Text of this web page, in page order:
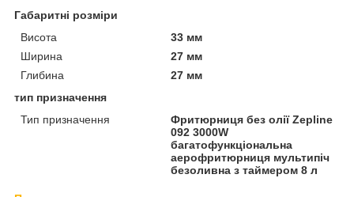
Габаритні розміри
Висота
33 мм
Ширина
27 мм
Глибина
27 мм
тип призначення
Тип призначення
Фритюрниця без олії Zepline
092 3000W
багатофункціональна
аерофритюрниця мультипіч
безоливна з таймером 8 л